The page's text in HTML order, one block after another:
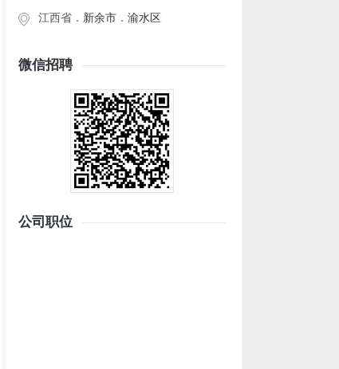
江西省． 新余市 ． 渝水区
微信招聘
公司职位